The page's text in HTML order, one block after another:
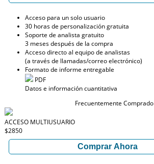
Acceso para un solo usuario
30 horas de personalización gratuita
Soporte de analista gratuito
3 meses después de la compra
Acceso directo al equipo de analistas
(a través de llamadas/correo electrónico)
Formato de informe entregable
PDF
Datos e información cuantitativa
Frecuentemente Comprado
ACCESO MULTIUSUARIO
$2850
Comprar Ahora